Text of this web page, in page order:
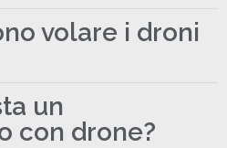
volare i droni
un
con drone?